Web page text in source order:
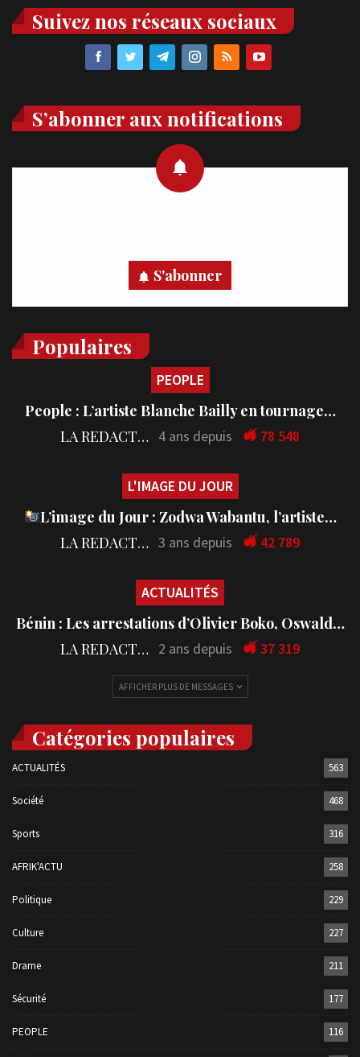
Suivez nos réseaux sociaux
S’abonner aux notifications
S'abonner
Populaires
PEOPLE
People : L’artiste Blanche Bailly en tournage…
LA REDACTION 4 ans depuis 78 548
L'IMAGE DU JOUR
L’image du Jour : Zodwa Wabantu, l’artiste…
LA REDACTION 3 ans depuis 42 789
ACTUALITÉS
Bénin : Les arrestations d’Olivier Boko, Oswald…
LA REDACTION 2 ans depuis 37 319
AFFICHER PLUS DE MESSAGES
Catégories populaires
ACTUALITÉS 563
Société 468
Sports 316
AFRIK'ACTU 258
Politique 229
Culture 227
Drame 211
Sécurité 177
PEOPLE 116